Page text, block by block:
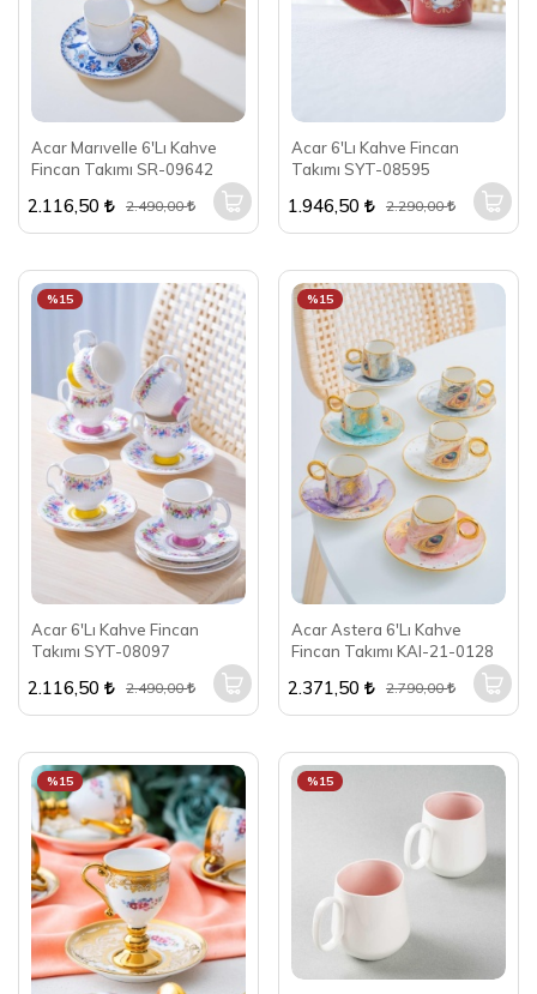
Acar Marıvelle 6'Lı Kahve
Fincan Takımı SR-09642
2.116,50 2.490,00
Acar 6'Lı Kahve Fincan
Takımı SYT-08595
1.946,50 2.290,00
Acar 6'Lı Kahve Fincan
Takımı SYT-08097
%15
2.116,50 2.490,00
Acar Astera 6'Lı Kahve
Fincan Takımı KAI-21-0128
%15
2.371,50 2.790,00
%15 %15